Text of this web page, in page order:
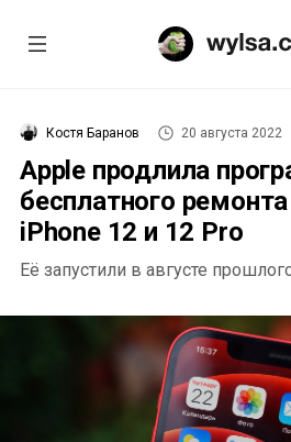
Костя Баранов 20 августа 2022
Apple продлила
бесплатного
iPhone 12 и 12 Pro
Её запустили в августе